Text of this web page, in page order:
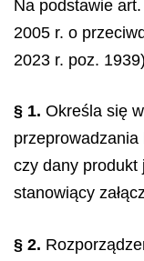
Na podstawie
2005 r. o
2023 r. poz.
§ 1. Określa się
czy dany produkt
stanowiący
§ 2.